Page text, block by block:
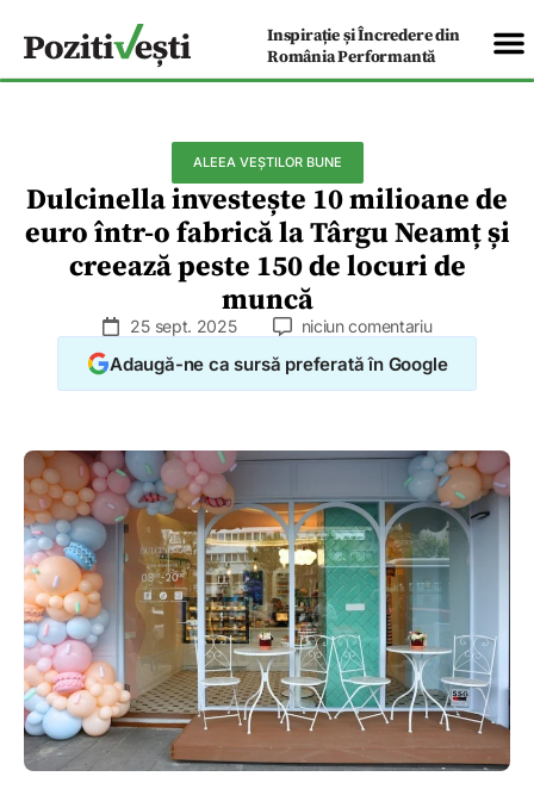
Inspirație și Încredere din
România Performantă
ALEEA VEȘTILOR BUNE
Dulcinella investește 10 milioane de
euro într-o fabrică la Târgu Neamț și
creează peste 150 de locuri de
muncă
25 sept. 2025 niciun comentariu
Adaugă-ne ca sursă preferată în Google